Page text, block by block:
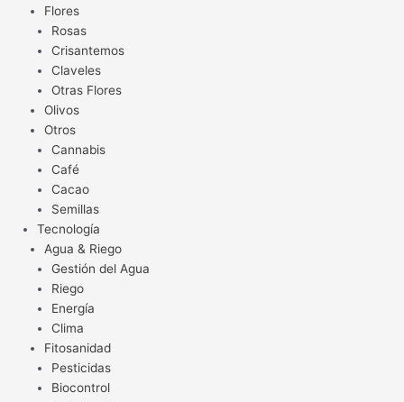
Flores
Rosas
Crisantemos
Claveles
Otras Flores
Olivos
Otros
Cannabis
Café
Cacao
Semillas
Tecnología
Agua & Riego
Gestión del Agua
Riego
Energía
Clima
Fitosanidad
Pesticidas
Biocontrol